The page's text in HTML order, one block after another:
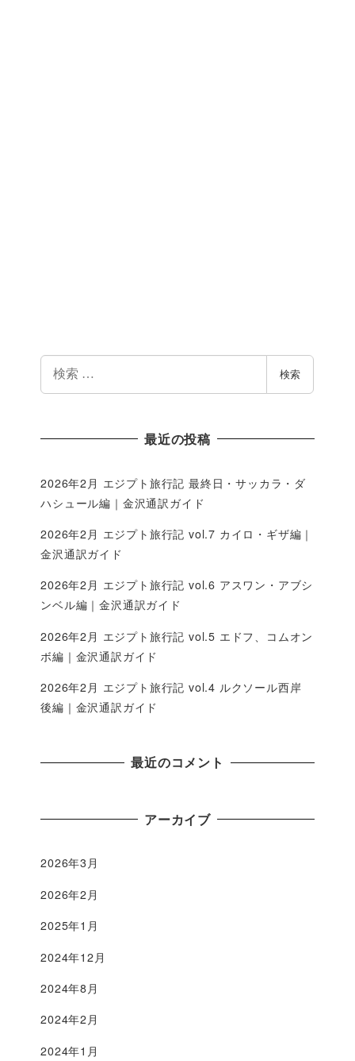
検
検索
最近の投稿
2026年2月 エジプト旅行記 最終日・サッカラ・ダ
ハシュール編｜金沢通訳ガイド
2026年2月 エジプト旅行記 vol.7 カイロ・ギザ編｜
金沢通訳ガイド
2026年2月 エジプト旅行記 vol.6 アスワン・アブシ
ンベル編｜金沢通訳ガイド
2026年2月 エジプト旅行記 vol.5 エドフ、コムオン
ボ編｜金沢通訳ガイド
2026年2月 エジプト旅行記 vol.4 ルクソール西岸
後編｜金沢通訳ガイド
最近のコメント
アーカイブ
2026年3月
2026年2月
2025年1月
2024年12月
2024年8月
2024年2月
2024年1月